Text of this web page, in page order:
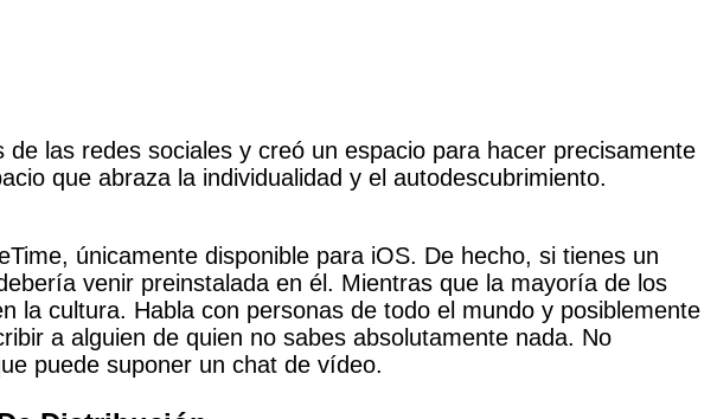
las redes sociales y creó un espacio para hacer precisamente
que abraza la individualidad y el autodescubrimiento.
únicamente disponible para iOS. De hecho, si tienes un
venir preinstalada en él. Mientras que la mayoría de los
la cultura. Habla con personas de todo el mundo y posiblemente
a alguien de quien no sabes absolutamente nada. No
puede suponer un chat de vídeo.